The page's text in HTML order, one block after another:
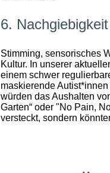
6.
Stimming, sensorisches
Kultur. In unserer
einem schwer
maskierende
würden das Aushalten
Garten“ oder "No Pain,
versteckt, sondern